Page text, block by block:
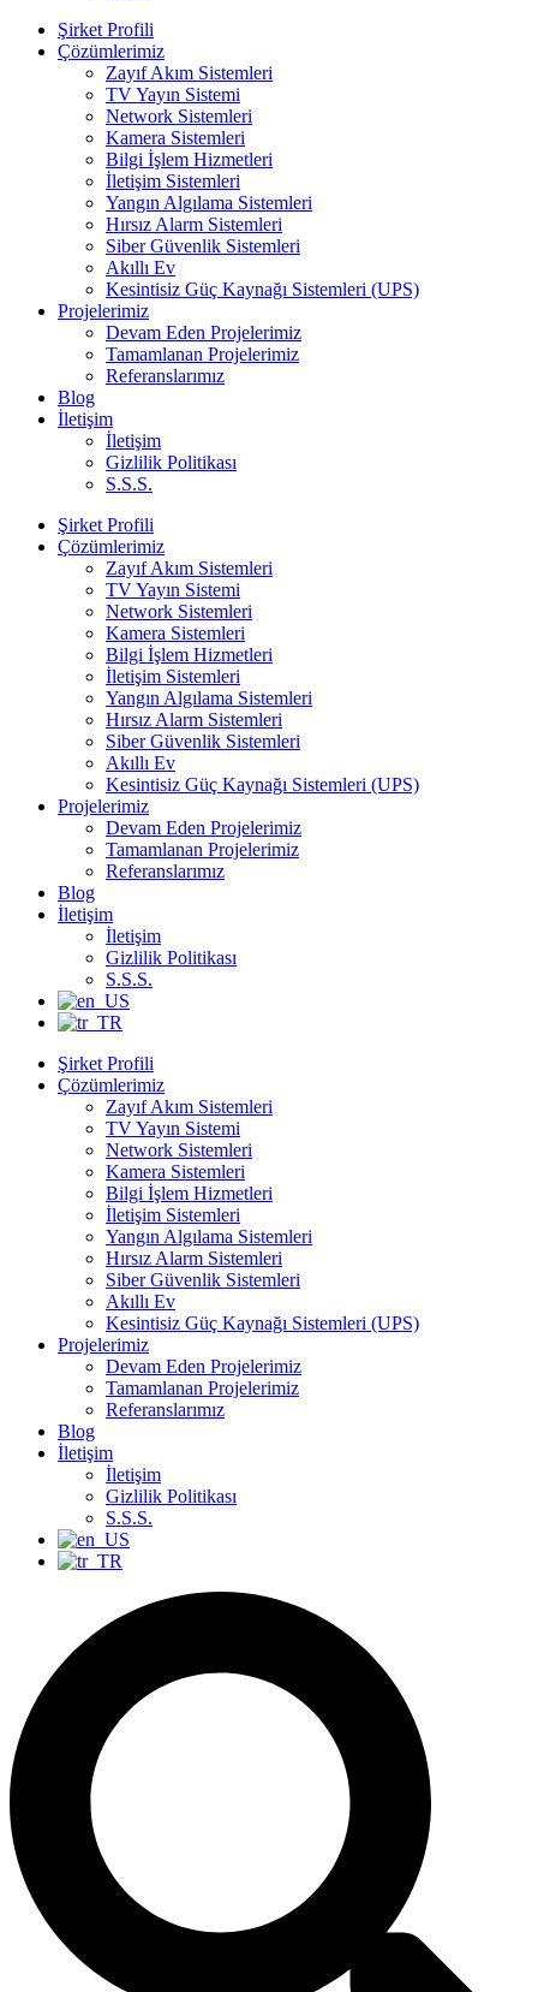
Şirket Profili
Çözümlerimiz
Zayıf Akım Sistemleri
TV Yayın Sistemi
Network Sistemleri
Kamera Sistemleri
Bilgi İşlem Hizmetleri
İletişim Sistemleri
Yangın Algılama Sistemleri
Hırsız Alarm Sistemleri
Siber Güvenlik Sistemleri
Akıllı Ev
Kesintisiz Güç Kaynağı Sistemleri (UPS)
Projelerimiz
Devam Eden Projelerimiz
Tamamlanan Projelerimiz
Referanslarımız
Blog
İletişim
İletişim
Gizlilik Politikası
S.S.S.
Şirket Profili
Çözümlerimiz
Zayıf Akım Sistemleri
TV Yayın Sistemi
Network Sistemleri
Kamera Sistemleri
Bilgi İşlem Hizmetleri
İletişim Sistemleri
Yangın Algılama Sistemleri
Hırsız Alarm Sistemleri
Siber Güvenlik Sistemleri
Akıllı Ev
Kesintisiz Güç Kaynağı Sistemleri (UPS)
Projelerimiz
Devam Eden Projelerimiz
Tamamlanan Projelerimiz
Referanslarımız
Blog
İletişim
İletişim
Gizlilik Politikası
S.S.S.
Şirket Profili
Çözümlerimiz
Zayıf Akım Sistemleri
TV Yayın Sistemi
Network Sistemleri
Kamera Sistemleri
Bilgi İşlem Hizmetleri
İletişim Sistemleri
Yangın Algılama Sistemleri
Hırsız Alarm Sistemleri
Siber Güvenlik Sistemleri
Akıllı Ev
Kesintisiz Güç Kaynağı Sistemleri (UPS)
Projelerimiz
Devam Eden Projelerimiz
Tamamlanan Projelerimiz
Referanslarımız
Blog
İletişim
İletişim
Gizlilik Politikası
S.S.S.